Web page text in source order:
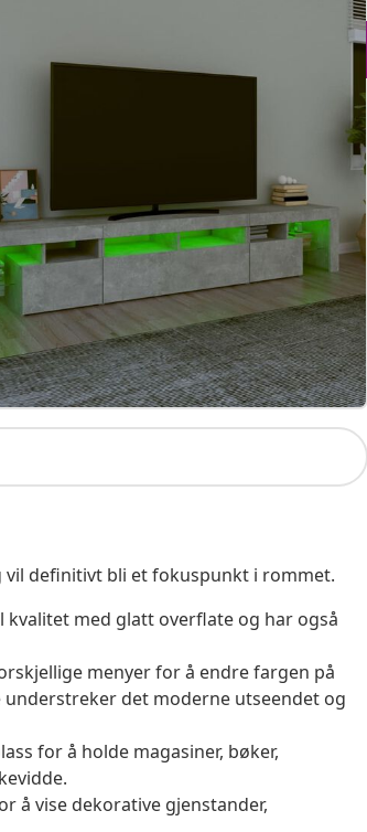
vil definitivt bli et fokuspunkt i rommet.
med glatt overflate og har også
menyer for å endre fargen på
understreker det moderne utseendet og
for å holde magasiner, bøker,
å vise dekorative gjenstander,